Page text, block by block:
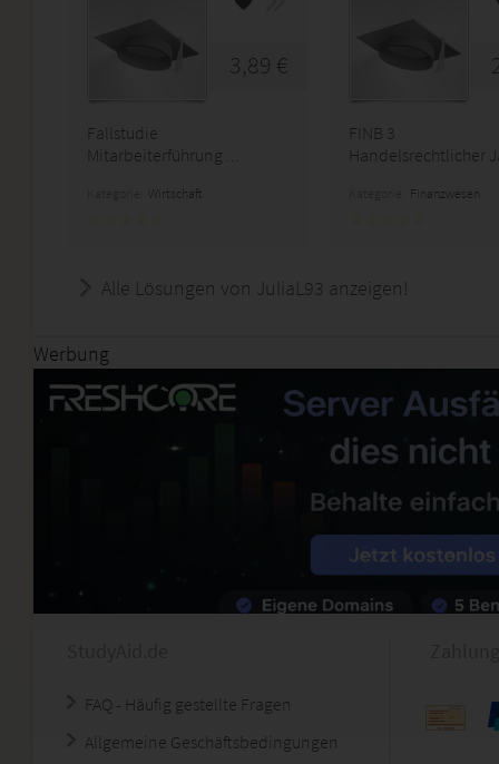
3,89 €
Fallstudie
Mitarbeiterführung ...
Wirtschaft
FINB 3
Handelsrechtlicher
Finanzwesen
Alle Lösungen von JuliaL93 anzeigen!
Werbung
FAQ - Häufig gestellte Fragen
Allgemeine Geschäftsbedingungen